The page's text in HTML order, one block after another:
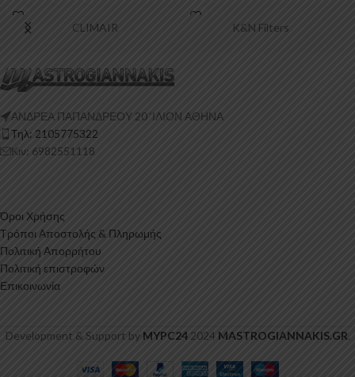
Πολυουρεθάνη είναι
CLIMAIR K&N Filters
ΑΝΔΡΕΑ ΠΑΠΑΝΔΡΕΟΥ 20 ‘ΙΛΙΟΝ ΑΘΗΝΑ
Τηλ: 2105775322
Κιν: 6982551118
Όροι Χρήσης
Τρόποι Αποστολής & Πληρωμής
Πολιτική Απορρήτου
Πολιτική επιστροφών
Επικοινωνία
Development & Support by MYPC242024 MASTROGIANNAKIS.GR